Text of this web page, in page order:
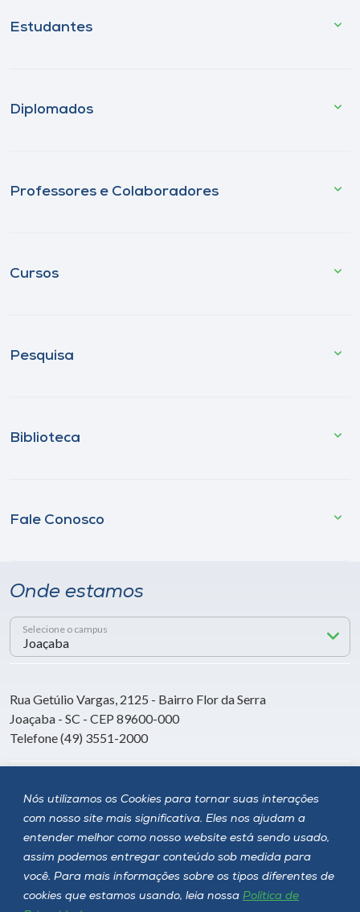
Nós utilizamos os Cookies para tornar suas interações
com nosso site mais significativa. Eles nos ajudam a
entender melhor como nosso website está sendo usado,
assim podemos entregar conteúdo sob medida para
você. Para mais informações sobre os tipos diferentes de
cookies que estamos usando, leia nossa Política de
Estudantes
Diplomados
Professores e Colaboradores
Cursos
Pesquisa
Biblioteca
Fale Conosco
Onde estamos
Selecione o campus
Rua Getúlio Vargas, 2125 - Bairro Flor da Serra
Joaçaba - SC - CEP 89600-000
Telefone (49) 3551-2000
Siga a Unoesc